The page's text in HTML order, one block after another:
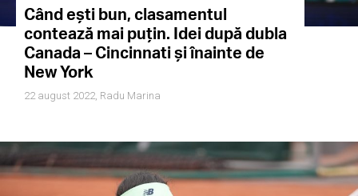
Când ești bun, clasamentul
contează mai puțin. Idei după dubla
Canada – Cincinnati și înainte de
New York
22 august 2022, Radu Marina